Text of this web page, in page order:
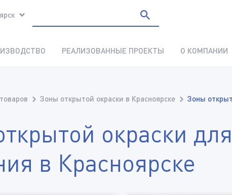
РЕАЛИЗОВАННЫЕ ПРОЕКТЫ О КОМПАНИИ
Зоны открытой окраски в Красноярске Зоны
окраски
в Красноярске